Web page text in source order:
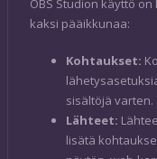
OBS Studion käyttö
kaksi pääikkunaa:
Kohtaukset:
sisältöjä varten.
Lähteet:
lisätä